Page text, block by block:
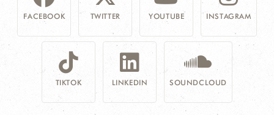
FACEBOOK TWITTER YOUTUBE INSTAGRAM
TIKTOK LINKEDIN SOUNDCLOUD